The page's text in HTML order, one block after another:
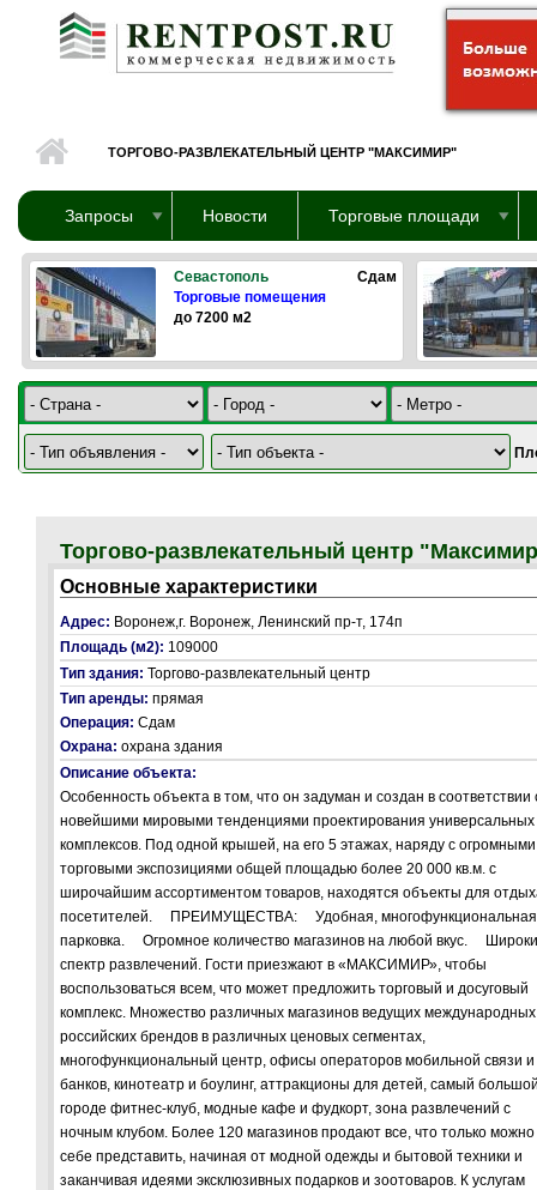
Перейти к основному содержанию
ТОРГОВО-РАЗВЛЕКАТЕЛЬНЫЙ ЦЕНТР "МАКСИМИР"
Запросы Новости Торговые площади
Севастополь
Сдам
Торговые помещения
до 7200 м2
Торгово-развлекательный центр
Основные характеристики
Адрес: Воронеж,г. Воронеж, Ленинский пр-т, 174п
Площадь (м2): 109000
Тип здания: Торгово-развлекательный центр
Тип аренды: прямая
Операция: Сдам
Охрана: охрана здания
Описание объекта:
Особенность объекта в том, что он задуман и создан в соответствии
новейшими мировыми тенденциями проектирования универсальных
комплексов. Под одной крышей, на его 5 этажах, наряду с огромными
торговыми экспозициями общей площадью более 20 000 кв.м. с
широчайшим ассортиментом товаров, находятся объекты для
посетителей. ПРЕИМУЩЕСТВА: Удобная, многофункциональная
парковка. Огромное количество магазинов на любой вкус.
спектр развлечений. Гости приезжают в «МАКСИМИР», чтобы
воспользоваться всем, что может предложить торговый и досуговый
комплекс. Множество различных магазинов ведущих
российских брендов в различных ценовых сегментах,
многофункциональный центр, офисы операторов мобильной связи и
банков, кинотеатр и боулинг, аттракционы для детей, самый
городе фитнес-клуб, модные кафе и фудкорт, зона развлечений с
ночным клубом. Более 120 магазинов продают все, что только можно
себе представить, начиная от модной одежды и бытовой техники и
заканчивая идеями эксклюзивных подарков и зоотоваров. К услугам